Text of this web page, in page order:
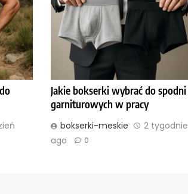
Jakie bokserki wybrać do spodni
garniturowych w pracy
bokserki-meskie
2 tygodnie
ago
0